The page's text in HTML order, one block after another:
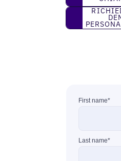
Richiedi una